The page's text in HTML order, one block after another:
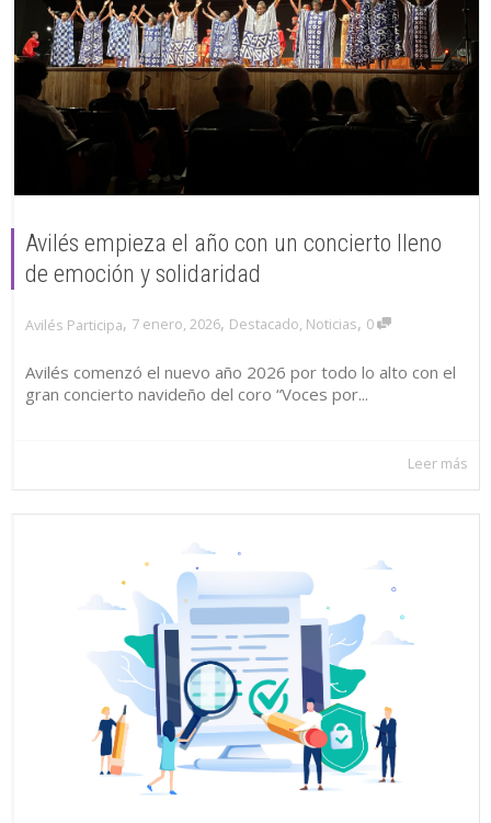
Avilés empieza el año con un concierto lleno
de emoción y solidaridad
Avilés Participa, 7 enero, 2026, Destacado, Noticias, 0
Avilés comenzó el nuevo año 2026 por todo lo alto con el
gran concierto navideño del coro “Voces por...
Leer más